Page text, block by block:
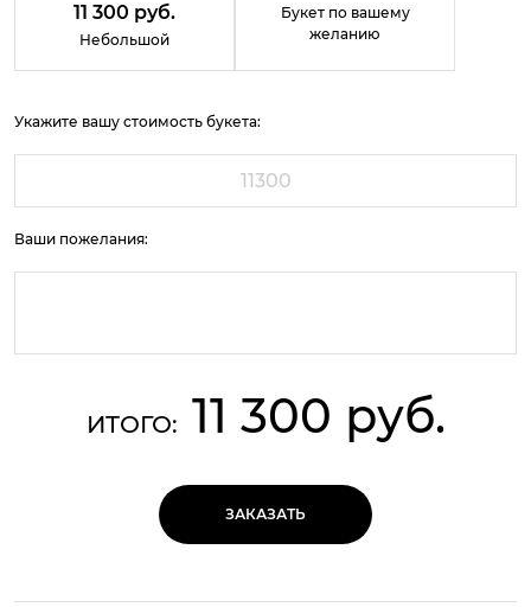
11 300 руб.
Небольшой
Букет по вашему
желанию
Укажите вашу стоимость букета:
Ваши пожелания:
ИТОГО: 11 300 руб.
ЗАКАЗАТЬ